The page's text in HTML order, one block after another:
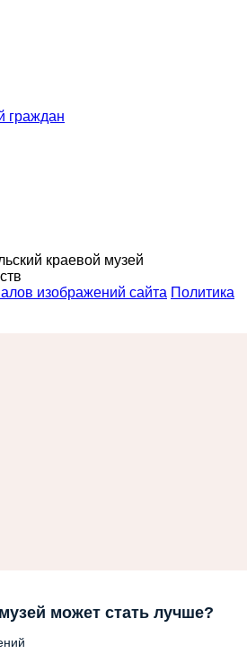
граждан
краевой музей
изображений сайта Политика
может стать лучше?